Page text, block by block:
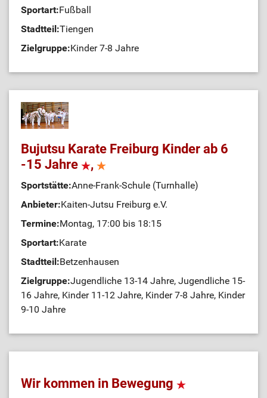
Sportart:Fußball
Stadtteil:Tiengen
Zielgruppe:Kinder 7-8 Jahre
Bujutsu Karate Freiburg Kinder ab 6
-15 Jahre
,
Sportstätte:Anne-Frank-Schule (Turnhalle)
Anbieter:Kaiten-Jutsu Freiburg e.V.
Termine:Montag, 17:00 bis 18:15
Sportart:Karate
Stadtteil:Betzenhausen
Zielgruppe:Jugendliche 13-14 Jahre, Jugendliche 15-
16 Jahre, Kinder 11-12 Jahre, Kinder 7-8 Jahre, Kinder
9-10 Jahre
Wir kommen in Bewegung